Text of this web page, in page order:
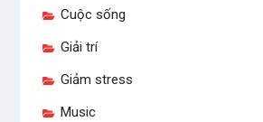
Cuộc sống
Giải trí
Giảm stress
Music